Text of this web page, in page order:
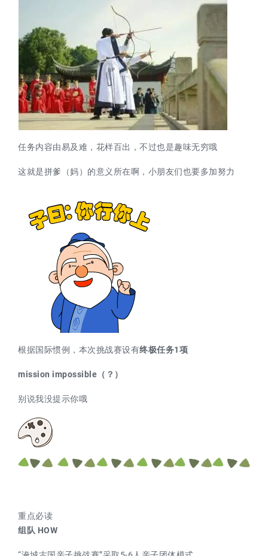
任务内容由易及难，花样百出，不过也是趣味无穷哦
这就是拼爹（妈）的意义所在啊，小朋友们也要多加努力
根据国际惯例，本次挑战赛设有终极任务1项
mission impossible（？）
别说我没提示你哦
重点必读
组队 HOW